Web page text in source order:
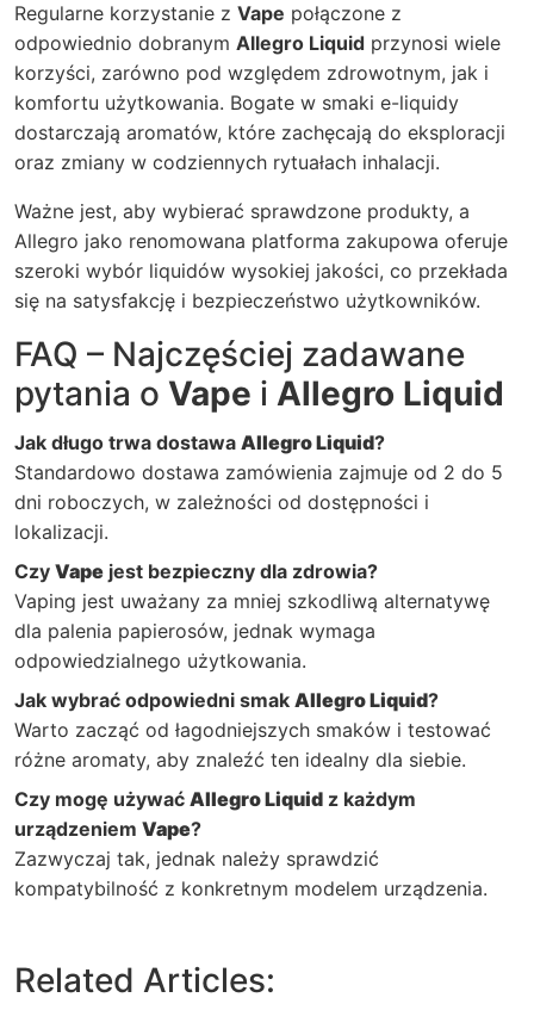
Regularne korzystanie z Vape połączone z
odpowiednio dobranym Allegro Liquid przynosi wiele
korzyści, zarówno pod względem zdrowotnym, jak i
komfortu użytkowania. Bogate w smaki e-liquidy
dostarczają aromatów, które zachęcają do eksploracji
oraz zmiany w codziennych rytuałach inhalacji.
Ważne jest, aby wybierać sprawdzone produkty, a
Allegro jako renomowana platforma zakupowa oferuje
szeroki wybór liquidów wysokiej jakości, co przekłada
się na satysfakcję i bezpieczeństwo użytkowników.
FAQ – Najczęściej zadawane
pytania o Vape i Allegro Liquid
Jak długo trwa dostawa Allegro Liquid?
Standardowo dostawa zamówienia zajmuje od 2 do 5
dni roboczych, w zależności od dostępności i
lokalizacji.
Czy Vape jest bezpieczny dla zdrowia?
Vaping jest uważany za mniej szkodliwą alternatywę
dla palenia papierosów, jednak wymaga
odpowiedzialnego użytkowania.
Jak wybrać odpowiedni smak Allegro Liquid?
Warto zacząć od łagodniejszych smaków i testować
różne aromaty, aby znaleźć ten idealny dla siebie.
Czy mogę używać Allegro Liquid z każdym
urządzeniem Vape?
Zazwyczaj tak, jednak należy sprawdzić
kompatybilność z konkretnym modelem urządzenia.
Related Articles: